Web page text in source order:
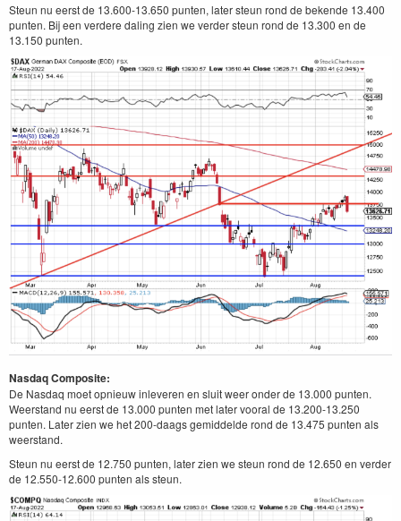
Steun nu eerst de 13.600-13.650 punten, later steun rond de bekende 13.400
punten. Bij een verdere daling zien we verder steun rond de 13.300 en de
13.150 punten.
Nasdaq Composite:
De Nasdaq moet opnieuw inleveren en sluit weer onder de 13.000 punten.
Weerstand nu eerst de 13.000 punten met later vooral de 13.200-13.250
punten. Later zien we het 200-daags gemiddelde rond de 13.475 punten als
weerstand.
Steun nu eerst de 12.750 punten, later zien we steun rond de 12.650 en verder
de 12.550-12.600 punten als steun.